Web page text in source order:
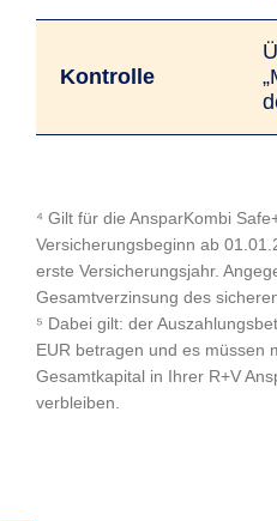
Kon­trolle
⁴ Gilt für die AnsparKombi
Versicherungsbeginn ab
erste Versicherungsjahr.
Gesamtverzinsung des
⁵ Dabei gilt: der
EUR betragen und es müssen
Gesamtkapital in Ihrer R+V
verbleiben.